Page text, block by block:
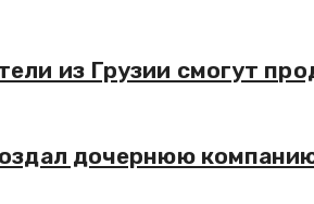
из Грузии смогут
дочернюю